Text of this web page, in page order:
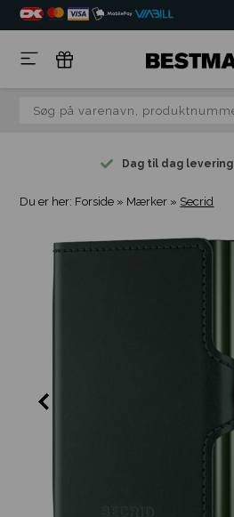
Dag til dag levering
Du er her: Forside » Mærker » Secrid